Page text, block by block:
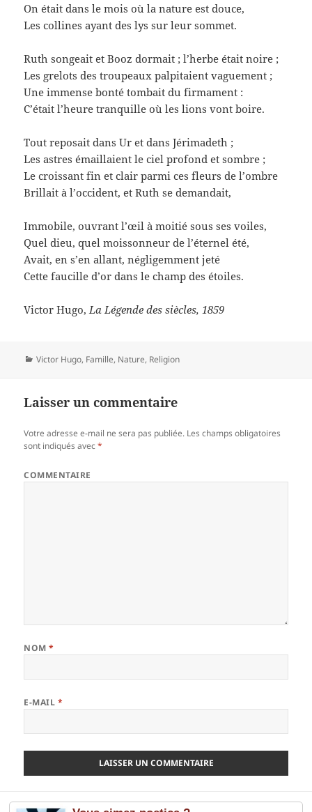
On était dans le mois où la nature est douce,
Les collines ayant des lys sur leur sommet.
Ruth songeait et Booz dormait ; l’herbe était noire ;
Les grelots des troupeaux palpitaient vaguement ;
Une immense bonté tombait du firmament :
C’était l’heure tranquille où les lions vont boire.
Tout reposait dans Ur et dans Jérimadeth ;
Les astres émaillaient le ciel profond et sombre ;
Le croissant fin et clair parmi ces fleurs de l’ombre
Brillait à l’occident, et Ruth se demandait,
Immobile, ouvrant l’œil à moitié sous ses voiles,
Quel dieu, quel moissonneur de l’éternel été,
Avait, en s’en allant, négligemment jeté
Cette faucille d’or dans le champ des étoiles.
Victor Hugo, La Légende des siècles, 1859
Catégories
Victor Hugo, Famille, Nature, Religion
Laisser un commentaire
Votre adresse e-mail ne sera pas publiée. Les champs obligatoires
sont indiqués avec*
COMMENTAIRE
NOM*
E-MAIL *